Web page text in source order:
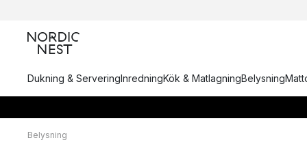
Dukning & ServeringInredningKök & MatlagningBelysning
Belysning